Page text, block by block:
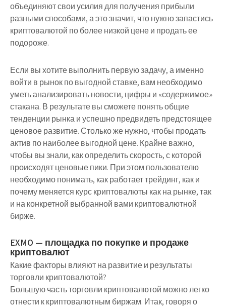
объединяют свои усилия для получения прибыли
разными способами, а это значит, что нужно запастись
криптовалютой по более низкой цене и продать ее
подороже.
Если вы хотите выполнить первую задачу, а именно
войти в рынок по выгодной ставке, вам необходимо
уметь анализировать новости, цифры и «содержимое»
стакана. В результате вы сможете понять общие
тенденции рынка и успешно предвидеть предстоящее
ценовое развитие. Столько же нужно, чтобы продать
актив по наиболее выгодной цене. Крайне важно,
чтобы вы знали, как определить скорость, с которой
происходят ценовые пики. При этом пользователю
необходимо понимать, как работает трейдинг, как и
почему меняется курс криптовалюты как на рынке, так
и на конкретной выбранной вами криптовалютной
бирже.
EXMO — площадка по покупке и продаже
криптовалют
Какие факторы влияют на развитие и результаты
торговли криптовалютой?
Большую часть торговли криптовалютой можно легко
отнести к криптовалютным биржам. Итак, говоря о